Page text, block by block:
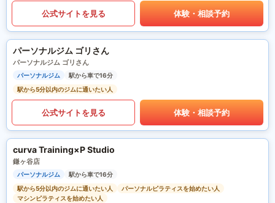
公式サイトを見る 体験・相談予約
パーソナルジム ゴリさん
パーソナルジム ゴリさん
パーソナルジム
駅から車で16分
駅から5分以内のジムに通いたい人
公式サイトを見る 体験・相談予約
curva Training×P Studio
鎌ヶ谷店
パーソナルジム
駅から車で16分
駅から5分以内のジムに通いたい人
パーソナルピラティスを始めたい人
マシンピラティスを始めたい人